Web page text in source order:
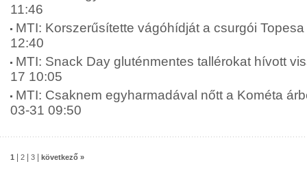
11:46
MTI: Korszerűsítette vágóhídját a csurgói
12:40
MTI: Snack Day gluténmentes tallérokat hívott
17 10:05
MTI: Csaknem egyharmadával nőtt a Kométa
03-31 09:50
1 2 3 következő »